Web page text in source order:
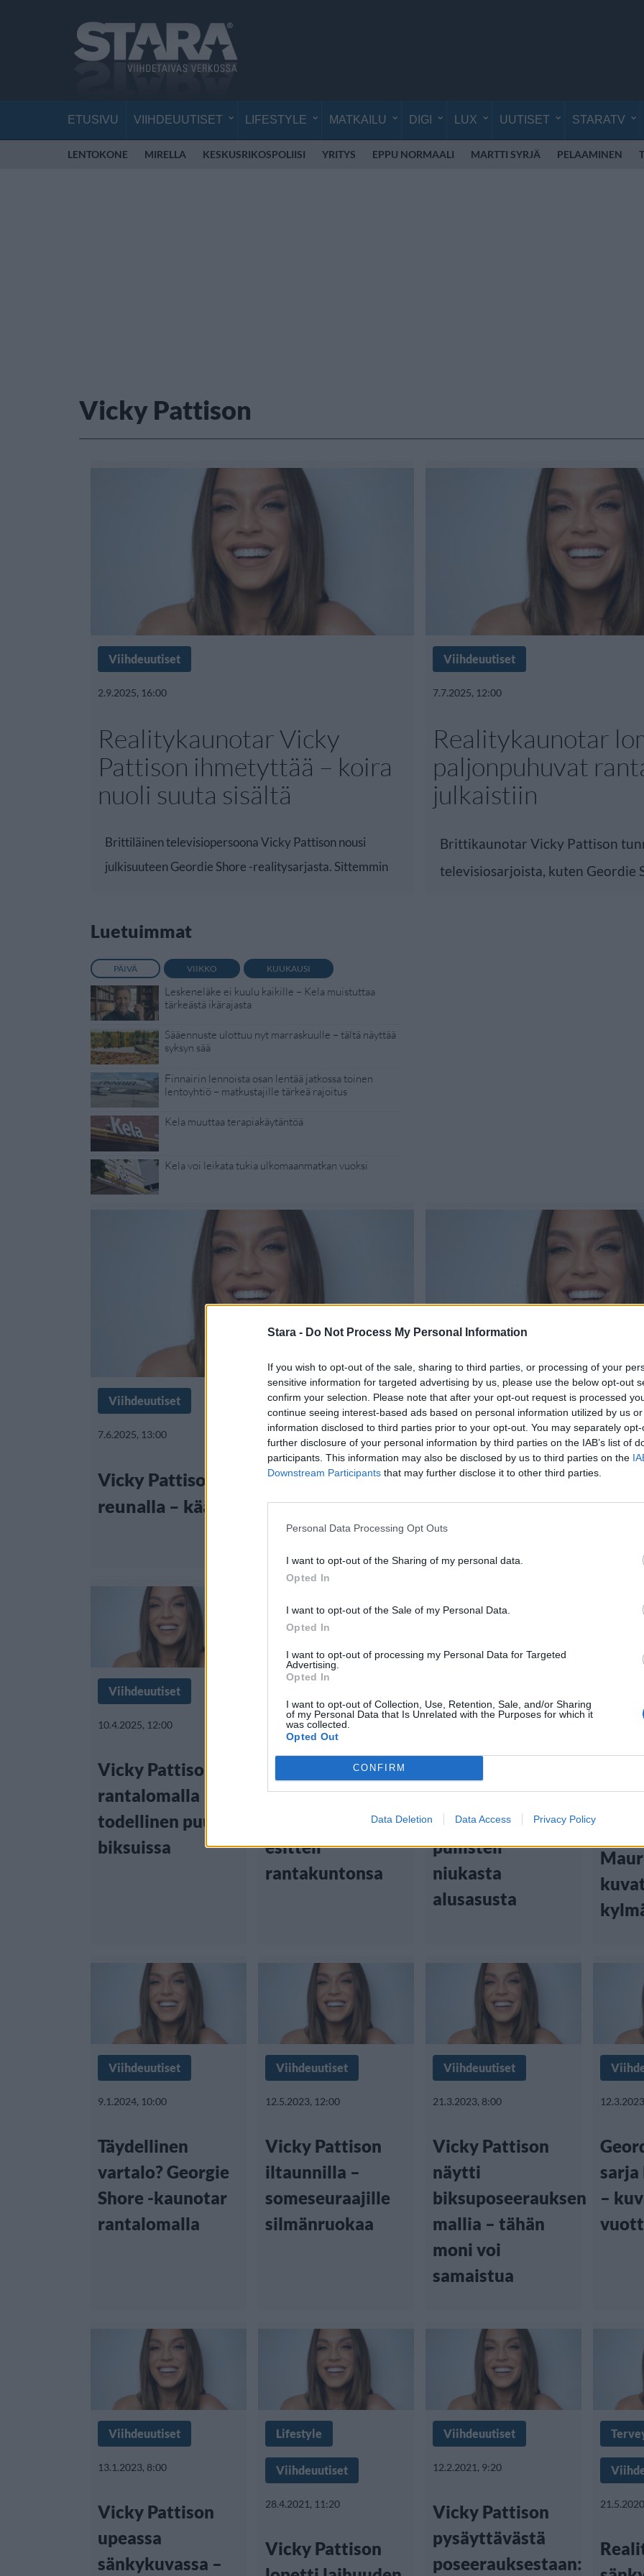
Stara - Do Not Process My Personal Information
If you wish to opt-out of the sale, sharing to third parties, or processing of your
sensitive information for targeted advertising by us, please use the below opt-out
confirm your selection. Please note that after your opt-out request is processed
continue seeing interest-based ads based on personal information utilized by us
information disclosed to third parties prior to your opt-out. You may separately
further disclosure of your personal information by third parties on the IAB’s list of
participants. This information may also be disclosed by us to third parties on the
Downstream Participants that may further disclose it to other third parties.
Personal Data Processing Opt Outs
I want to opt-out of the Sharing of my personal data.
Opted In
I want to opt-out of the Sale of my Personal Data.
Opted In
I want to opt-out of processing my Personal Data for Targeted
Advertising.
Opted In
I want to opt-out of Collection, Use, Retention, Sale, and/or Sharing
of my Personal Data that Is Unrelated with the Purposes for which it
was collected.
Opted Out
CONFIRM
Data Deletion Data Access Privacy Policy
ETUSIVU VIIHDEUUTISET LIFESTYLE MATKAILU DIGI LUX UUTISET STARATV
LENTOKONE MIRELLA KESKUSRIKOSPOLIISI YRITYS EPPU NORMAALI MARTTI SYRJÄ PELAAMINEN
Vicky Pattison
Viihdeuutiset
2.9.2025, 16:00
Realitykaunotar Vicky
Pattison ihmetyttää – koira
nuoli suuta sisältä
Brittiläinen televisiopersoona Vicky Pattison nousi
julkisuuteen Geordie Shore -realitysarjasta. Sittemmin
Viihdeuutiset
7.7.2025, 12:00
Realitykaunotar
paljonpuhuvat
julkaistiin
Brittikaunotar Vicky Pattison
televisiosarjoista, kuten Geordie
Luetuimmat
PÄIVÄ VIIKKO KUUKAUSI
Leskeneläke ei kuulu kaikille – Kela muistuttaa
tärkeästä ikärajasta
Sääennuste ulottuu nyt marraskuulle – tältä näyttää
syksyn sää
Finnairin lennoista osan lentää jatkossa toinen
lentoyhtiö – matkustajille tärkeä rajoitus
Kela muuttaa terapiakäytäntöä
Kela voi leikata tukia ulkomaanmatkan vuoksi
Viihdeuutiset
7.6.2025, 13:00
Vicky Pattison poseerasi uima-altaan
reunalla – käänsi miesten katseet
Viihdeuutiset
17.4.2025, 6:00
Realityhottis käänsi
bikineissä – viimeinen
leuat
Viihdeuutiset
10.4.2025, 12:00
Vicky Pattison
rantalomalla –
todellinen puuma
biksuissa
22.10.2024, 12:00
unelmavartalo!
Vicky Pattison
esitteli
rantakuntonsa
esitteli
vartaloaan – povi
pullisteli
niukasta
alusasusta
Viihdeuutiset
9.1.2024, 10:00
Täydellinen
vartalo? Georgie
Shore -kaunotar
rantalomalla
Viihdeuutiset
12.5.2023, 12:00
Vicky Pattison
iltaunnilla –
someseuraajille
silmänruokaa
Viihdeuutiset
21.3.2023, 8:00
Vicky Pattison
näytti
biksuposeerauksen
mallia – tähän
moni voi
samaistua
sarja
–
Viihdeuutiset
13.1.2023, 8:00
Vicky Pattison
upeassa
sänkykuvassa –
Lifestyle
Viihdeuutiset
28.4.2021, 11:20
Vicky Pattison
Viihdeuutiset
12.2.2021, 9:20
Vicky Pattison
pysäyttävästä
poseerauksestaan: